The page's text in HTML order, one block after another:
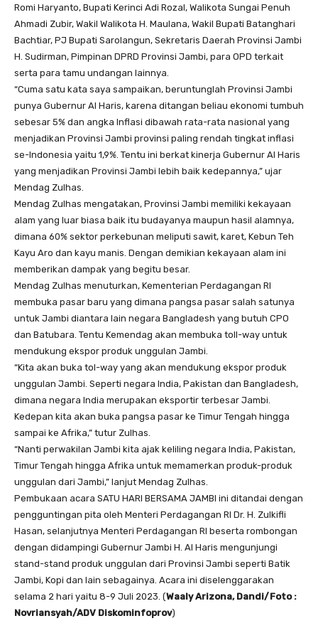
Romi Haryanto, Bupati Kerinci Adi Rozal, Walikota Sungai Penuh
Ahmadi Zubir, Wakil Walikota H. Maulana, Wakil Bupati Batanghari
Bachtiar, PJ Bupati Sarolangun, Sekretaris Daerah Provinsi Jambi
H. Sudirman, Pimpinan DPRD Provinsi Jambi, para OPD terkait
serta para tamu undangan lainnya.
“Cuma satu kata saya sampaikan, beruntunglah Provinsi Jambi
punya Gubernur Al Haris, karena ditangan beliau ekonomi tumbuh
sebesar 5% dan angka Inflasi dibawah rata-rata nasional yang
menjadikan Provinsi Jambi provinsi paling rendah tingkat inflasi
se-Indonesia yaitu 1,9%. Tentu ini berkat kinerja Gubernur Al Haris
yang menjadikan Provinsi Jambi lebih baik kedepannya,” ujar
Mendag Zulhas.
Mendag Zulhas mengatakan, Provinsi Jambi memiliki kekayaan
alam yang luar biasa baik itu budayanya maupun hasil alamnya,
dimana 60% sektor perkebunan meliputi sawit, karet, Kebun Teh
Kayu Aro dan kayu manis. Dengan demikian kekayaan alam ini
memberikan dampak yang begitu besar.
Mendag Zulhas menuturkan, Kementerian Perdagangan RI
membuka pasar baru yang dimana pangsa pasar salah satunya
untuk Jambi diantara lain negara Bangladesh yang butuh CPO
dan Batubara. Tentu Kemendag akan membuka toll-way untuk
mendukung ekspor produk unggulan Jambi.
“Kita akan buka tol-way yang akan mendukung ekspor produk
unggulan Jambi. Seperti negara India, Pakistan dan Bangladesh,
dimana negara India merupakan eksportir terbesar Jambi.
Kedepan kita akan buka pangsa pasar ke Timur Tengah hingga
sampai ke Afrika,” tutur Zulhas.
“Nanti perwakilan Jambi kita ajak keliling negara India, Pakistan,
Timur Tengah hingga Afrika untuk memamerkan produk-produk
unggulan dari Jambi,” lanjut Mendag Zulhas.
Pembukaan acara SATU HARI BERSAMA JAMBI ini ditandai dengan
pengguntingan pita oleh Menteri Perdagangan RI Dr. H. Zulkifli
Hasan, selanjutnya Menteri Perdagangan RI beserta rombongan
dengan didampingi Gubernur Jambi H. Al Haris mengunjungi
stand-stand produk unggulan dari Provinsi Jambi seperti Batik
Jambi, Kopi dan lain sebagainya. Acara ini diselenggarakan
selama 2 hari yaitu 8-9 Juli 2023. (Waaly Arizona, Dandi/Foto :
Novriansyah/ADV Diskominfoprov)